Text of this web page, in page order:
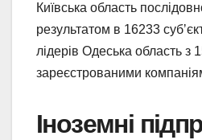
Київська область
результатом в 16233
лідерів Одеська область з
зареєстрованими
Іноземні